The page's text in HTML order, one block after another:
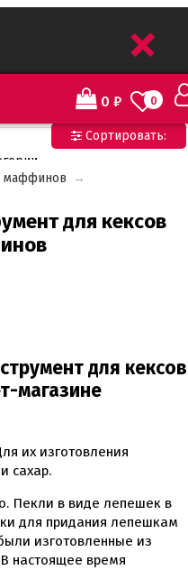
0
0 ₽
мешка
пищевые
Criamo 30 мл
жидкие Flavor Art 10мл
мармелад
для тортов
формы
МАКАРУНС
попсов
и маффинов
под кексы
для кексов маффинов
для кексов
тарталетки
маффинов →
для кексов
магазине
их изготовления
сахар.
Пекли в виде лепешек в
для придания лепешкам
изготовленные из
настоящее время
Сортировать:
+